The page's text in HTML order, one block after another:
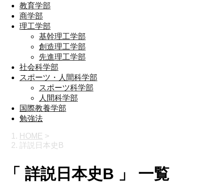
教育学部
商学部
理工学部
基幹理工学部
創造理工学部
先進理工学部
社会科学部
スポーツ・人間科学部
スポーツ科学部
人間科学部
国際教養学部
勉強法
HOME >
詳説日本史B
「 詳説日本史B 」 一覧